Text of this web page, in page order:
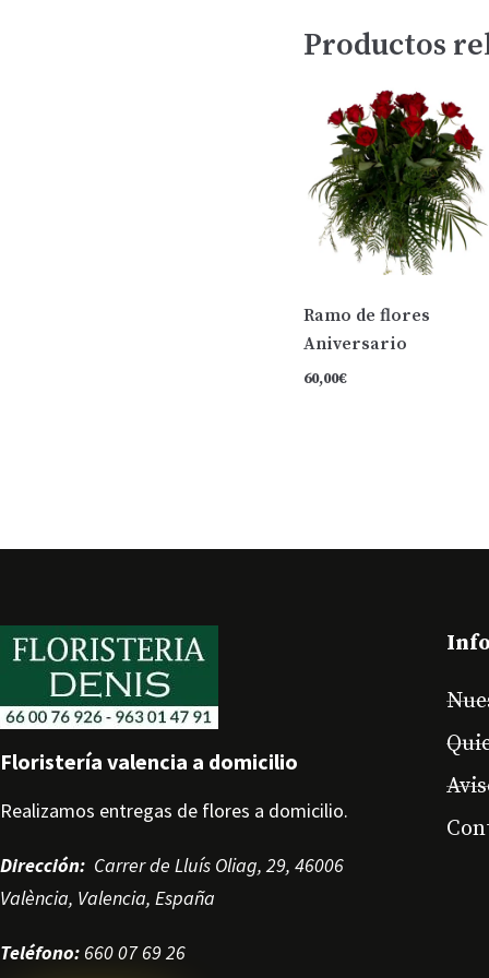
Productos
Ramo de flores
Aniversario
60,00€
Floristería valencia a domicilio
Realizamos entregas de flores a domicilio.
Dirección: Carrer de Lluís Oliag, 29, 46006
València, Valencia, España
Teléfono: 660 07 69 26